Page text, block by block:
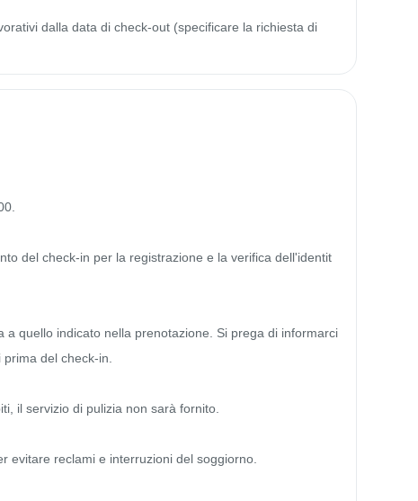
dalla data di check-out (specificare la richiesta di
del check-in per la registrazione e la verifica dell'identit
quello indicato nella prenotazione. Si prega di informarci
del check-in.
il servizio di pulizia non sarà fornito.
evitare reclami e interruzioni del soggiorno.